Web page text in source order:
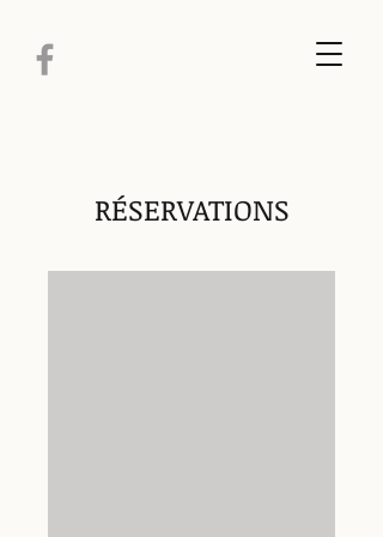
RÉSERVATIONS